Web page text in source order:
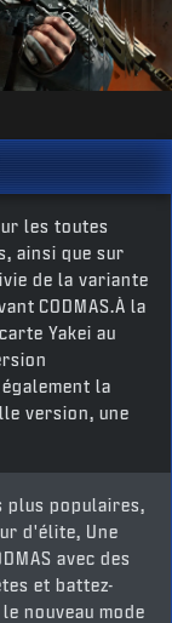
les toutes
ainsi que sur
de la variante
CODMAS.À la
Yakei au
la
version, une
plus populaires,
d'élite, Une
avec des
et battez-
nouveau mode